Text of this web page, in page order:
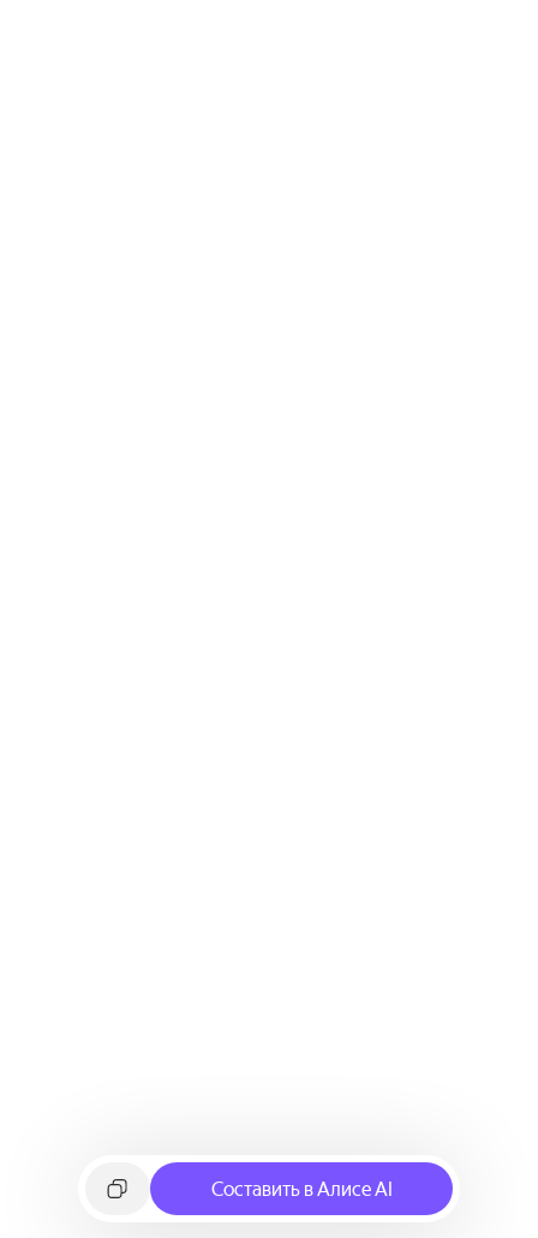
Составить в Алисе AI